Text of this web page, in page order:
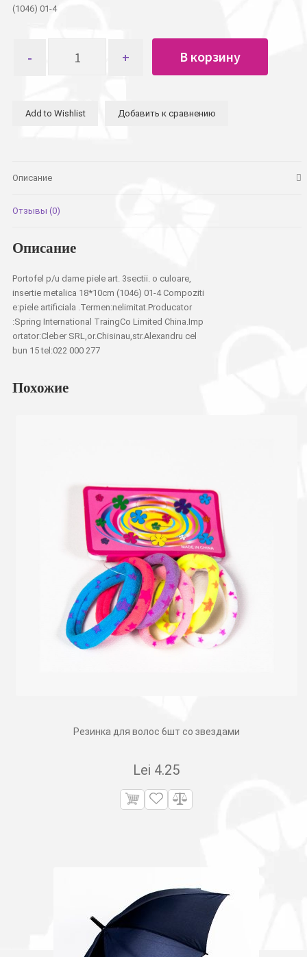
(1046) 01-4
товара
вставка
В корзину
Add to Wishlist Добавить к сравнению
Описание
Отзывы (0)
Описание
Portofel p/u dame piele art. 3sectii. o culoare,
insertie metalica 18*10cm (1046) 01-4 Compoziti
e:piele artificiala .Termen:nelimitat.Producator
:Spring International TraingCo Limited China.Imp
ortator:Cleber SRL,or.Chisinau,str.Alexandru cel
bun 15 tel:022 000 277
Похожие
Резинка для волос 6шт со звездами
Lei 4.25